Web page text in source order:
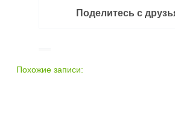
Поделитесь с
Похожие записи: